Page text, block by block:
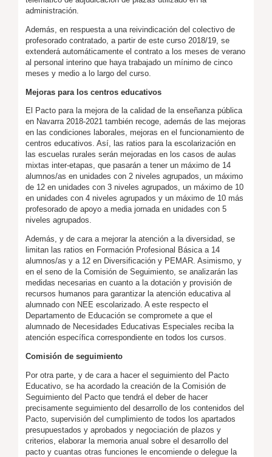
administración.
Además, en respuesta a una reivindicación del colectivo de
profesorado contratado, a partir de este curso 2018/19, se
extenderá automáticamente el contrato a los meses de verano
al personal interino que haya trabajado un mínimo de cinco
meses y medio a lo largo del curso.
Mejoras para los centros educativos
El Pacto para la mejora de la calidad de la enseñanza pública
en Navarra 2018-2021 también recoge, además de las mejoras
en las condiciones laborales, mejoras en el funcionamiento de
centros educativos. Así, las ratios para la escolarización en
las escuelas rurales serán mejoradas en los casos de aulas
mixtas inter-etapas, que pasarán a tener un máximo de 14
alumnos/as en unidades con 2 niveles agrupados, un máximo
de 12 en unidades con 3 niveles agrupados, un máximo de 10
en unidades con 4 niveles agrupados y un máximo de 10 más
profesorado de apoyo a media jornada en unidades con 5
niveles agrupados.
Además, y de cara a mejorar la atención a la diversidad, se
limitan las ratios en Formación Profesional Básica a 14
alumnos/as y a 12 en Diversificación y PEMAR. Asimismo, y
en el seno de la Comisión de Seguimiento, se analizarán las
medidas necesarias en cuanto a la dotación y provisión de
recursos humanos para garantizar la atención educativa al
alumnado con NEE escolarizado. A este respecto el
Departamento de Educación se compromete a que el
alumnado de Necesidades Educativas Especiales reciba la
atención específica correspondiente en todos los cursos.
Comisión de seguimiento
Por otra parte, y de cara a hacer el seguimiento del Pacto
Educativo, se ha acordado la creación de la Comisión de
Seguimiento del Pacto que tendrá el deber de hacer
precisamente seguimiento del desarrollo de los contenidos del
Pacto, supervisión del cumplimiento de todos los apartados
presupuestados y aprobados y negociación de plazos y
criterios, elaborar la memoria anual sobre el desarrollo del
pacto y cuantas otras funciones le encomiende o delegue la